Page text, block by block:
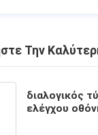
Την
διαλογικός
ελέγχου